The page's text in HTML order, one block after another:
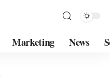
Marketing News